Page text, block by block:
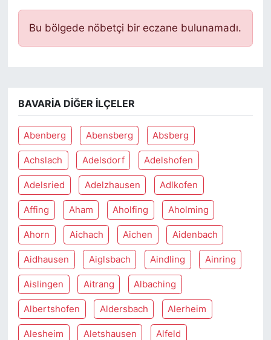
Bu bölgede nöbetçi bir eczane bulunamadı.
BAVARIA DIĞER İLÇELER
Abenberg Abensberg Absberg
Achslach Adelsdorf Adelshofen
Adelsried Adelzhausen Adlkofen
Affing Aham Aholfing Aholming
Ahorn Aichach Aichen Aidenbach
Aidhausen Aiglsbach Aindling Ainring
Aislingen Aitrang Albaching
Albertshofen Aldersbach Alerheim
Alesheim Aletshausen Alfeld